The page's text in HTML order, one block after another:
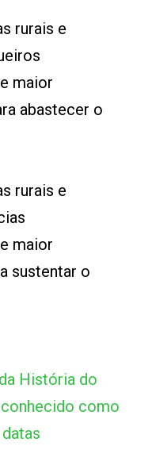
rurais e
maior
abastecer o
rurais e
maior
sustentar o
História do
como